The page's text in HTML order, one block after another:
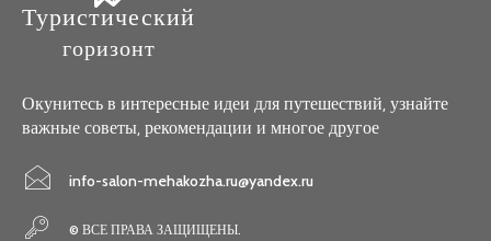
Туристический
горизонт
Окунитесь в интересные идеи для путешествий, узнайте
важные советы, рекомендации и многое другое
info-salon-mehakozha.ru@yandex.ru
© ВСЕ ПРАВА ЗАЩИЩЕНЫ.